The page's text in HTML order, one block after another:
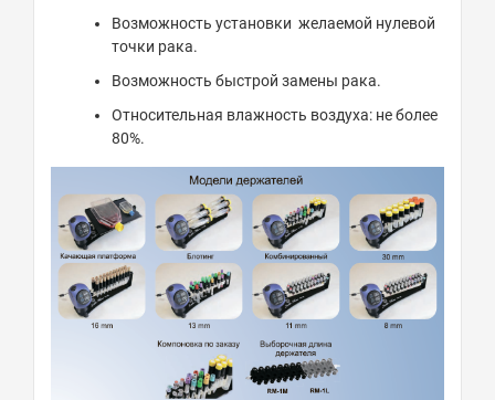
Возможность установки желаемой нулевой
точки рака.
Возможность быстрой замены рака.
Относительная влажность воздуха: не более
80%.